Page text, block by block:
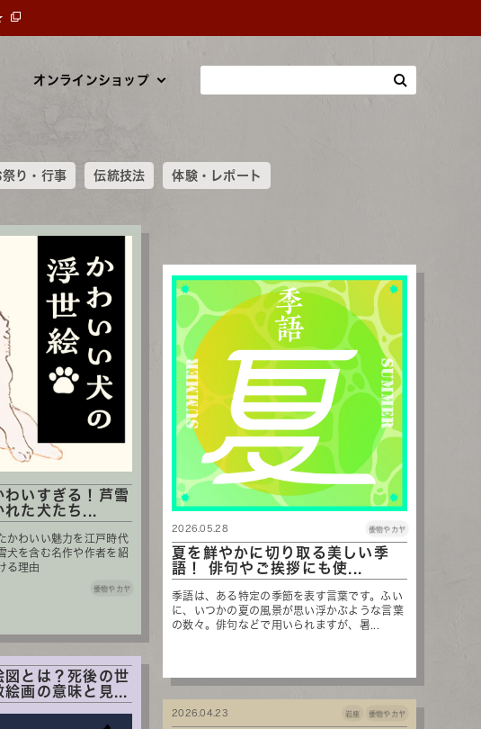
オンラインショップ
祭り・行事 伝統技法 体験・レポート
わいすぎる！芦雪
た犬たち...
かわいい魅力を江戸時代
犬を含む名作や作者を紹
る理由
倭物やカヤ
夏を鮮やかに切り取る美しい季
語！ 俳句やご挨拶にも使...
季語は、ある特定の季節を表す言葉です。ふい
に、いつかの夏の風景が思い浮かぶような言葉
の数々。俳句などで用いられますが、暑...
2026.05.28 倭物やカヤ
図とは？死後の世
画の意味と見...
2026.04.23 岩座 倭物やカヤ